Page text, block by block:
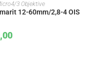
3 Objektive
12-60mm/2,8-4 OIS